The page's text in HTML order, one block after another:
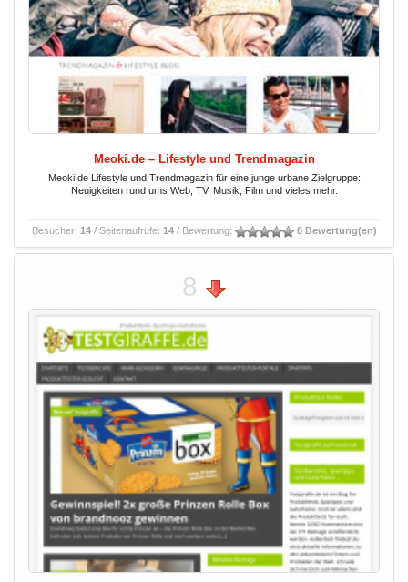
Meoki.de – Lifestyle und Trendmagazin
Meoki.de Lifestyle und Trendmagazin für eine junge urbane Zielgruppe:
Neuigkeiten rund ums Web, TV, Musik, Film und vieles mehr.
Besucher: 14/ Seitenaufrufe: 14/ Bewertung: 8 Bewertung(en)
8